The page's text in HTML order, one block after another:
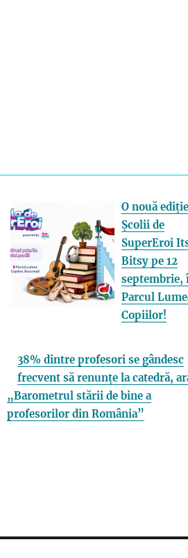
O nouă
Școlii de
SuperEroi
Bitsy pe 12
septembrie,
Parcul
Copiilor!
38% dintre profesori se gândesc
frecvent să renunțe la catedră,
„Barometrul stării de bine a
profesorilor din România”